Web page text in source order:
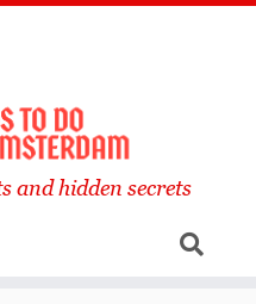
and hidden secrets